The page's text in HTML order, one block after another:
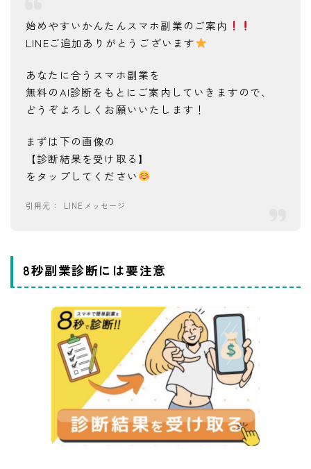
始めやすいかんたんスマホ副業のご案内
LINEご追加ありがとうございます
あなたに合うスマホ副業を
無料のAI診断をもとにご案内していきますので、
どうぞよろしくお願いいたします！
まずは下の画像の
【診断結果を受け取る】
をタップしてください
LINEメッセージ
8秒副業診断には要注意